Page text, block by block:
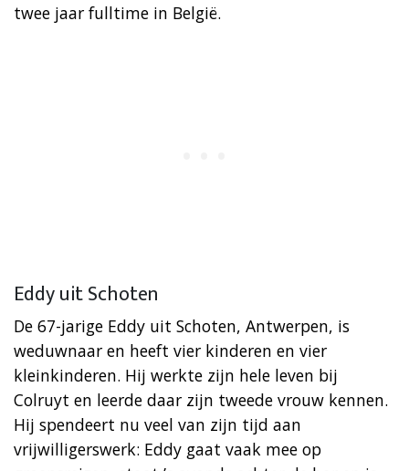
twee jaar fulltime in België.
Eddy uit Schoten
De 67-jarige Eddy uit Schoten, Antwerpen, is
weduwnaar en heeft vier kinderen en vier
kleinkinderen. Hij werkte zijn hele leven bij
Colruyt en leerde daar zijn tweede vrouw kennen.
Hij spendeert nu veel van zijn tijd aan
vrijwilligerswerk: Eddy gaat vaak mee op